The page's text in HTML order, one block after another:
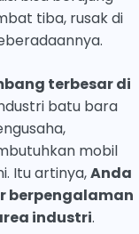
tiba, rusak di
terbesar di
batu bara
mobil
Itu artinya,Anda
berpengalaman
industri.